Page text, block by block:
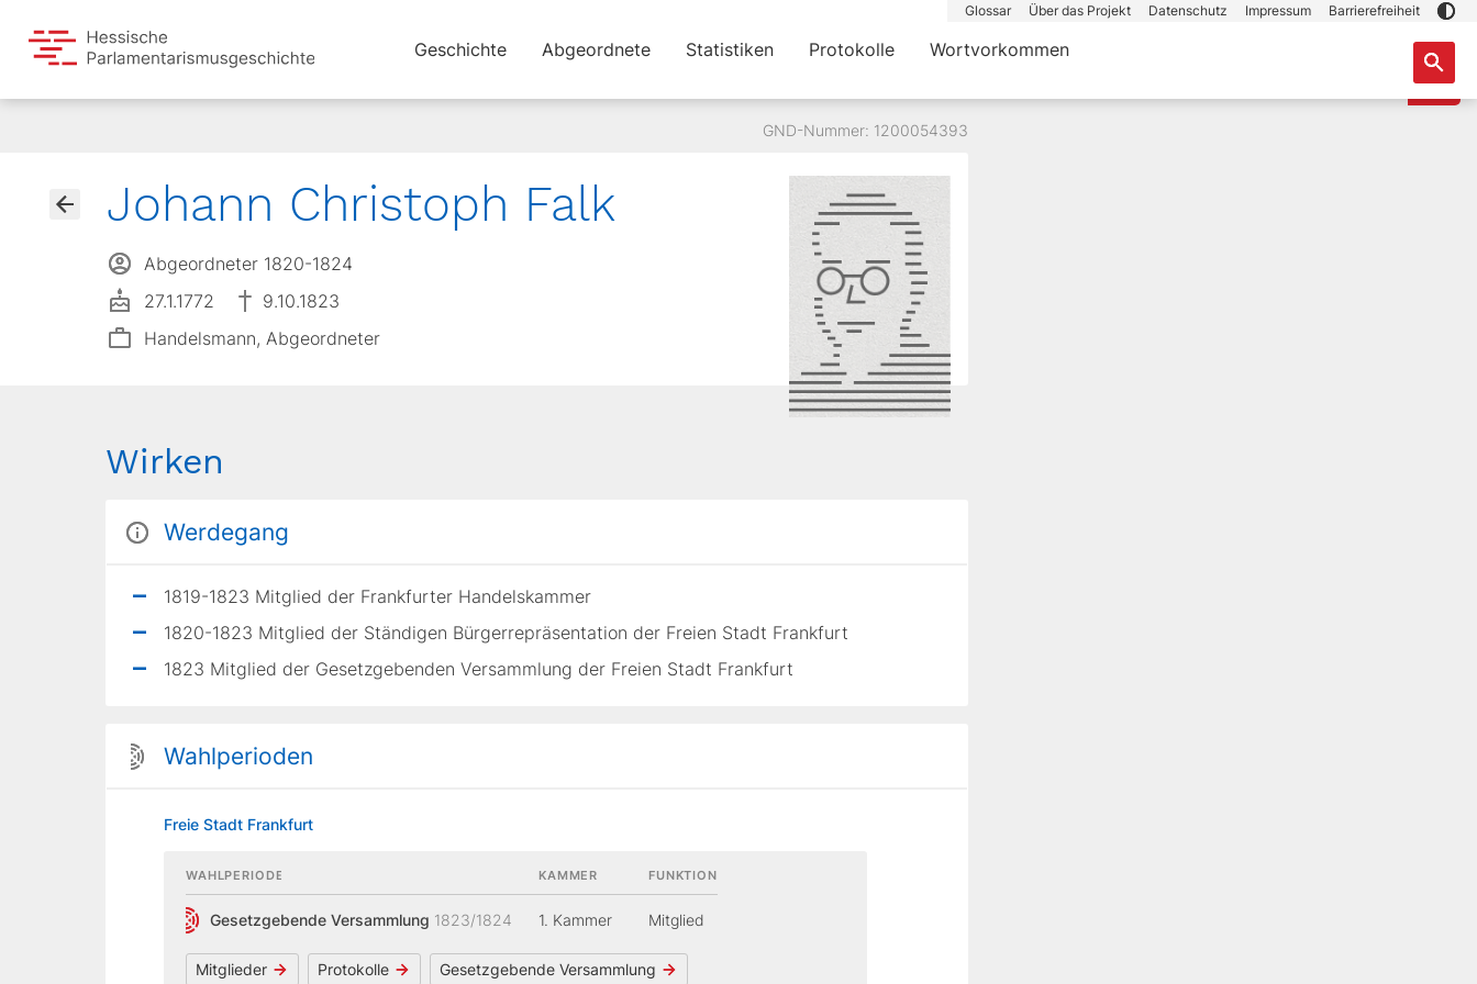
Glossar Über das Projekt Datenschutz Impressum Barrierefreiheit
Geschichte Abgeordnete Statistiken Protokolle Wortvorkommen
GND-Nummer: 1200054393
Johann Christoph Falk
Abgeordneter 1820-1824
27.1.1772
9.10.1823
Handelsmann, Abgeordneter
Wirken
Werdegang
1819-1823 Mitglied der Frankfurter Handelskammer
1820-1823 Mitglied der Ständigen Bürgerrepräsentation der Freien Stadt Frankfurt
1823 Mitglied der Gesetzgebenden Versammlung der Freien Stadt Frankfurt
Wahlperioden
Freie Stadt Frankfurt
WAHLPERIODE
Gesetzgebende Versammlung 1823/1824
KAMMER
1. Kammer
FUNKTION
Mitglied
Mitglieder Protokolle Gesetzgebende Versammlung